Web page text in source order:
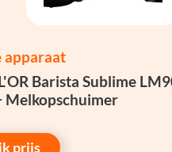
apparaat
Barista Sublime
Melkopschuimer
prijs